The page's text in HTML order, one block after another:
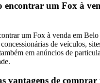
encontrar um Fox à
um Fox à venda em
de veículos,
em anúncios de
vantagens de